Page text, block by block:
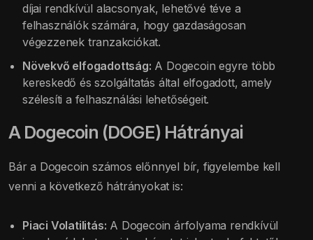
díjai rendkívül alacsonyak, lehetővé téve a
felhasználók számára, hogy gazdaságosan
végezzenek tranzakciókat.
Növekvő elfogadottság: A Dogecoin egyre több
kereskedő és szolgáltatás által elfogadott, amely
szélesíti a felhasználási lehetőségeit.
A Dogecoin (DOGE) Hátrányai
Bár a Dogecoin számos előnnyel bír, figyelembe kell
venni a következő hátrányokat is:
Piaci Volatilitás: A Dogecoin árfolyama rendkívül